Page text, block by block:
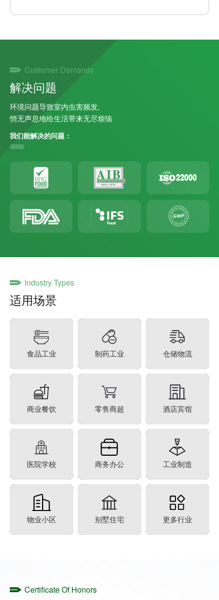
Customer Demands
解决问题
环境问题导致室内虫害频发,
悄无声息地给生活带来无尽烦恼
我们能解决的问题：
Industry Types
适用场景
食品工业 制药工业 仓储物流
商业餐饮 零售商超 酒店宾馆
医院学校 商务办公 工业制造
物业小区 别墅住宅 更多行业
Certificate Of Honors